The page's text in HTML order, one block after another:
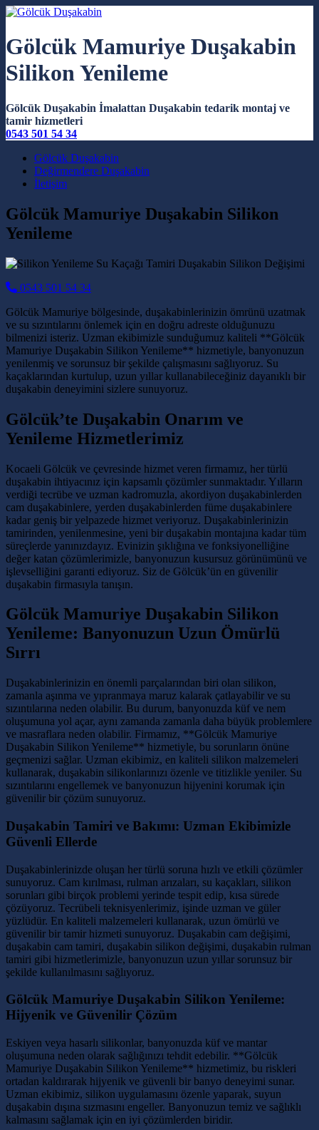
Gölcük Mamuriye Duşakabin
Silikon Yenileme
Gölcük Duşakabin İmalattan Duşakabin tedarik montaj ve
tamir hizmetleri
0543 501 54 34
Main Navigation
Gölcük Duşakabin
Değirmendere Duşakabin
İletişim
Gölcük Mamuriye Duşakabin Silikon
Yenileme
0543 501 54 34
Gölcük Mamuriye bölgesinde, duşakabinlerinizin ömrünü uzatmak
ve su sızıntılarını önlemek için en doğru adreste olduğunuzu
bilmenizi isteriz. Uzman ekibimizle sunduğumuz kaliteli **Gölcük
Mamuriye Duşakabin Silikon Yenileme** hizmetiyle, banyonuzun
yenilenmiş ve sorunsuz bir şekilde çalışmasını sağlıyoruz. Su
kaçaklarından kurtulup, uzun yıllar kullanabileceğiniz dayanıklı bir
duşakabin deneyimini sizlere sunuyoruz.
Gölcük’te Duşakabin Onarım ve
Yenileme Hizmetlerimiz
Kocaeli Gölcük ve çevresinde hizmet veren firmamız, her türlü
duşakabin ihtiyacınız için kapsamlı çözümler sunmaktadır. Yılların
verdiği tecrübe ve uzman kadromuzla, akordiyon duşakabinlerden
cam duşakabinlere, yerden duşakabinlerden füme duşakabinlere
kadar geniş bir yelpazede hizmet veriyoruz. Duşakabinlerinizin
tamirinden, yenilenmesine, yeni bir duşakabin montajına kadar tüm
süreçlerde yanınızdayız. Evinizin şıklığına ve fonksiyonelliğine
değer katan çözümlerimizle, banyonuzun kusursuz görünümünü ve
işlevselliğini garanti ediyoruz. Siz de Gölcük’ün en güvenilir
duşakabin firmasıyla tanışın.
Gölcük Mamuriye Duşakabin Silikon
Yenileme: Banyonuzun Uzun Ömürlü
Sırrı
Duşakabinlerinizin en önemli parçalarından biri olan silikon,
zamanla aşınma ve yıpranmaya maruz kalarak çatlayabilir ve su
sızıntılarına neden olabilir. Bu durum, banyonuzda küf ve nem
oluşumuna yol açar, aynı zamanda zamanla daha büyük problemlere
ve masraflara neden olabilir. Firmamız, **Gölcük Mamuriye
Duşakabin Silikon Yenileme** hizmetiyle, bu sorunların önüne
geçmenizi sağlar. Uzman ekibimiz, en kaliteli silikon malzemeleri
kullanarak, duşakabin silikonlarınızı özenle ve titizlikle yeniler. Su
sızıntılarını engellemek ve banyonuzun hijyenini korumak için
güvenilir bir çözüm sunuyoruz.
Duşakabin Tamiri ve Bakımı: Uzman Ekibimizle
Güvenli Ellerde
Duşakabinlerinizde oluşan her türlü soruna hızlı ve etkili çözümler
sunuyoruz. Cam kırılması, rulman arızaları, su kaçakları, silikon
sorunları gibi birçok problemi yerinde tespit edip, kısa sürede
çözüyoruz. Tecrübeli teknisyenlerimiz, işinde uzman ve güler
yüzlüdür. En kaliteli malzemeleri kullanarak, uzun ömürlü ve
güvenilir bir tamir hizmeti sunuyoruz. Duşakabin cam değişimi,
duşakabin cam tamiri, duşakabin silikon değişimi, duşakabin rulman
tamiri gibi hizmetlerimizle, banyonuzun uzun yıllar sorunsuz bir
şekilde kullanılmasını sağlıyoruz.
Gölcük Mamuriye Duşakabin Silikon Yenileme:
Hijyenik ve Güvenilir Çözüm
Eskiyen veya hasarlı silikonlar, banyonuzda küf ve mantar
oluşumuna neden olarak sağlığınızı tehdit edebilir. **Gölcük
Mamuriye Duşakabin Silikon Yenileme** hizmetimiz, bu riskleri
ortadan kaldırarak hijyenik ve güvenli bir banyo deneyimi sunar.
Uzman ekibimiz, silikon uygulamasını özenle yaparak, suyun
duşakabin dışına sızmasını engeller. Banyonuzun temiz ve sağlıklı
kalmasını sağlamak için en iyi çözümlerden biridir.